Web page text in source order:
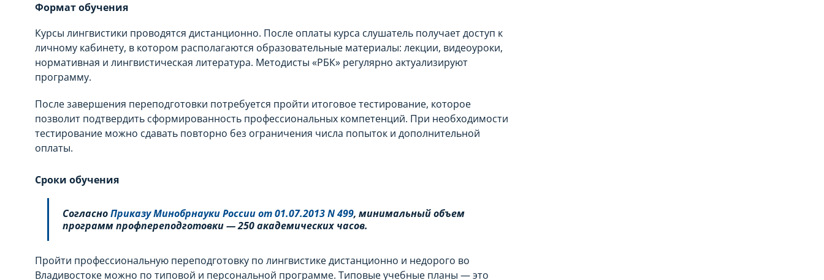
Формат обучения
Курсы лингвистики проводятся дистанционно. После оплаты курса слушатель получает доступ к
личному кабинету, в котором располагаются образовательные материалы: лекции, видеоуроки,
нормативная и лингвистическая литература. Методисты «РБК» регулярно актуализируют
программу.
После завершения переподготовки потребуется пройти итоговое тестирование, которое
позволит подтвердить сформированность профессиональных компетенций. При необходимости
тестирование можно сдавать повторно без ограничения числа попыток и дополнительной
оплаты.
Сроки обучения
СогласноПриказу Минобрнауки России от 01.07.2013 N 499, минимальный объем
программ профпереподготовки — 250 академических часов.
Пройти профессиональную переподготовку по лингвистике дистанционно и недорого во
Владивостоке можно по типовой и персональной программе. Типовые учебные планы — это